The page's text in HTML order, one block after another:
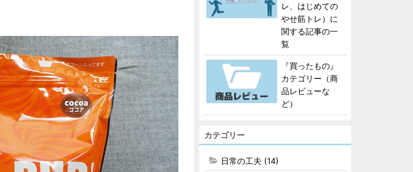
レ、はじめての
やせ筋トレ）に
関する記事の一
覧
『買ったもの』
カテゴリー（商
品レビューな
ど）
カテゴリー
日常の工夫 (14)